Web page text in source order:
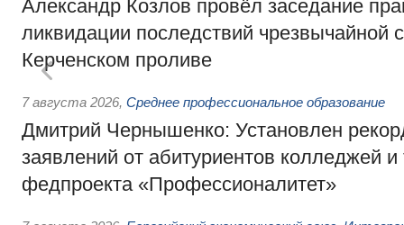
Александр Козлов провёл заседание
ликвидации последствий чрезвычайной
Керченском проливе
7 августа 2026, Среднее профессиональное образование
Дмитрий Чернышенко: Установлен
заявлений от абитуриентов колледжей и
федпроекта «Профессионалитет»